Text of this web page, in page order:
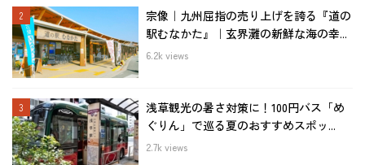
宗像｜九州屈指の売り上げを誇る『道の
駅むなかた』｜玄界灘の新鮮な海の幸...
6.2k views
浅草観光の暑さ対策に！100円バス「め
ぐりん」で巡る夏のおすすめスポッ...
2.7k views